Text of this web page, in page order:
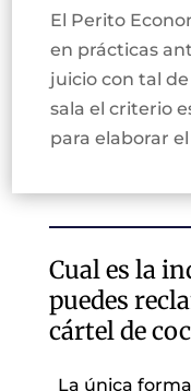
El Perito
en prácticas
juicio con tal
sala el criterio
para elaborar
Cual es la
puedes
cártel de
La única